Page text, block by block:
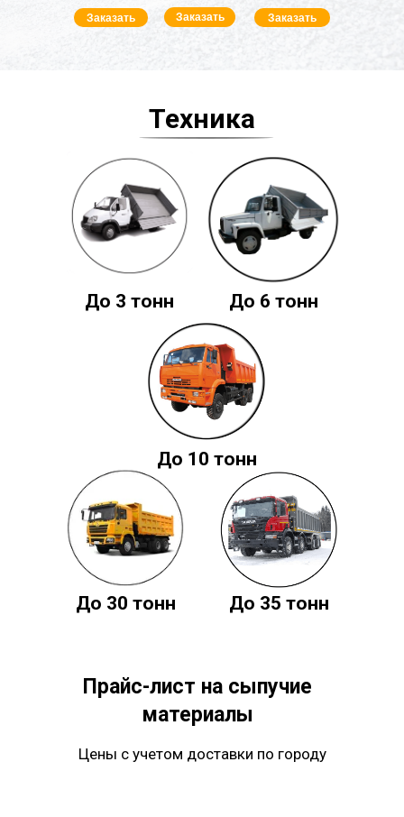
Заказать Заказать Заказать
До 3 тонн
До 10 тонн
До 30 тонн До 35 тонн
Техника
До 6 тонн
Прайс-лист на сыпучие
материалы
Цены с учетом доставки по городу